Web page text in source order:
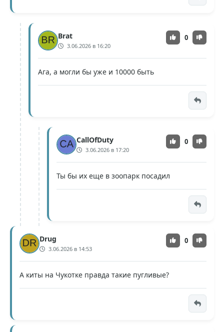
Brat
3.06.2026 в 16:20
0
Ага, а могли бы уже и 10000 быть
CallOfDuty
3.06.2026 в 17:20
0
Ты бы их еще в зоопарк посадил
Drug
3.06.2026 в 14:53
0
А киты на Чукотке правда такие пугливые?